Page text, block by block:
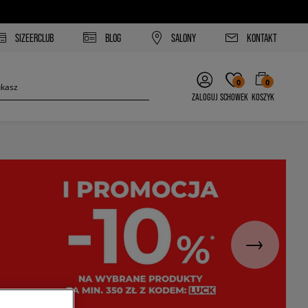
SIZEERCLUB BLOG SALONY KONTAKT
ZALOGUJ
0
SCHOWEK
0
KOSZYK